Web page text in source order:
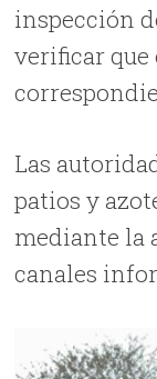
inspección
verificar que
Las
patios y
mediante la
canales